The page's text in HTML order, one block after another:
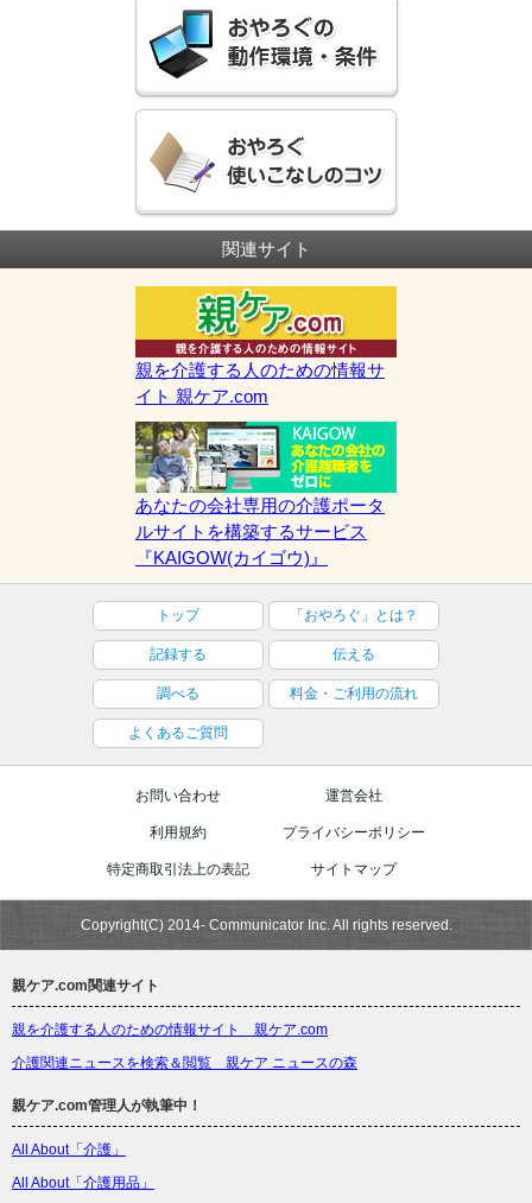
関連サイト
親を介護する人のための情報サ
イト 親ケア.com
あなたの会社専用の介護ポータ
ルサイトを構築するサービス
『KAIGOW(カイゴウ)』
トップ 「おやろぐ」とは？
記録する 伝える
調べる 料金・ご利用の流れ
よくあるご質問
お問い合わせ 運営会社
利用規約 プライバシーポリシー
特定商取引法上の表記 サイトマップ
Copyright(C) 2014- Communicator Inc. All rights reserved.
親ケア.com関連サイト
親を介護する人のための情報サイト 親ケア.com
介護関連ニュースを検索＆閲覧 親ケア ニュースの森
親ケア.com管理人が執筆中！
All About「介護」
All About「介護用品」